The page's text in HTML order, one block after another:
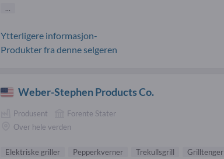
...
Ytterligere informasjon-
Produkter fra denne selgeren
Weber-Stephen Products Co.
Produsent
Forente Stater
Over hele verden
Elektriske griller Pepperkverner Trekullsgrill Grilltenger